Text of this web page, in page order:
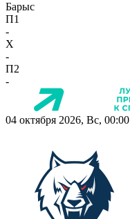
Барыс
П1
-
X
-
П2
-
04 октября 2026, Вс, 00:00